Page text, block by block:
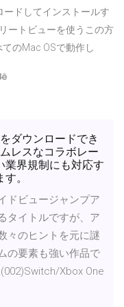
ードしてインストールす
ートビューを使うこの方
のMac OSで動作し
ダウンロードでき
レスなコラボレー
業界規制にも対応す
。
ドビュージャンプア
タイトルですが、ア
々のヒントを元に謎
の要素も強い作品で
Xbox One